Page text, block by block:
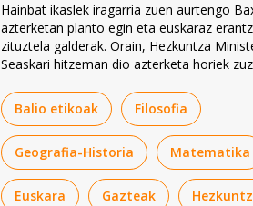
Hainbat ikaslek iragarria zuen aurtengo
azterketan planto egin eta euskaraz
zituztela galderak. Orain, Hezkuntza
Seaskari hitzeman dio azterketa horiek
euskaraz egin ahal izanen da. Hori guztia
iragarritako mobilizazioak bertan behera
Seaskak.
Balio etikoak Filosofia
Geografia-Historia Matematika
Euskara Gazteak